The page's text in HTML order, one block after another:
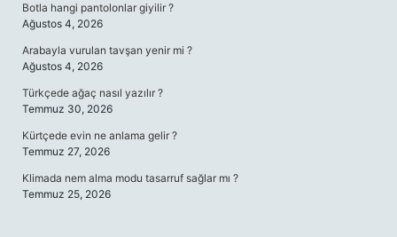
Botla hangi pantolonlar giyilir ?
Ağustos 4, 2026
Arabayla vurulan tavşan yenir mi ?
Ağustos 4, 2026
Türkçede ağaç nasıl yazılır ?
Temmuz 30, 2026
Kürtçede evin ne anlama gelir ?
Temmuz 27, 2026
Klimada nem alma modu tasarruf sağlar mı ?
Temmuz 25, 2026